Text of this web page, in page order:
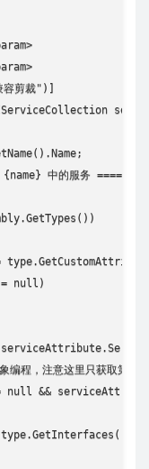
剪裁")]
中的服务 =====");
null)
程，注意这里只获取第一个
null &&